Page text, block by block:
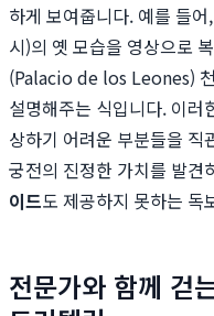
하게 보여줍니다. 예를 들
시)의 옛 모습을 영상으로
(Palacio de los Leones)
설명해주는 식입니다. 이러
상하기 어려운 부분들을 직
궁전의 진정한 가치를 발견
이드도 제공하지 못하는 독
전문가와 함께 걷